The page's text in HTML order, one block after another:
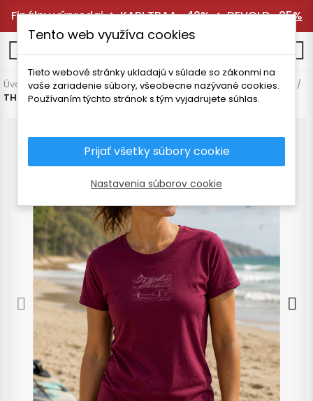
Finálny výpredaj 🔥KARI TRAA -40%🔥DEVOLD -25%
Úvodná stránka Dámske oblečenie Tričká a košele
Tričká
THERMOWAVE LIFE DÁMSKE TRIČKO „RESET YOURSELF“
Tento web využíva cookies
Tieto webové stránky ukladajú v súlade so zákonmi na
vaše zariadenie súbory, všeobecne nazývané cookies.
Používaním týchto stránok s tým vyjadrujete súhlas.
Prijať všetky súbory cookie
Nastavenia súborov cookie